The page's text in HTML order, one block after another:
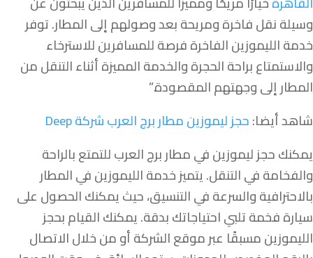
وسيلة نقل فاخرة ومريحة بعد وصولهم إلى المطار. توفر
خدمة الليموزين الفاخرة فرصة للمسافرين للاسترخاء
والاستمتاع براحة الحجرة والخدمة المميزة أثناء التنقل من
المطار إلى وجهتهم المقصودة.”
شاهد أيضا:حجز ليموزين مطار برج العرب شركة Deep
يمكنك حجز ليموزين في مطار برج العرب للتمتع بالراحة
والفخامة في التنقل. يتميز خدمة الليموزين في المطار
بالاحترافية والسرعة في التنسيق، حيث يمكنك الحصول على
سيارة فخمة تلبي احتياجاتك بدقة. يمكنك القيام بحجز
الليموزين مسبقًا عبر موقع الشركة أو من خلال الاتصال